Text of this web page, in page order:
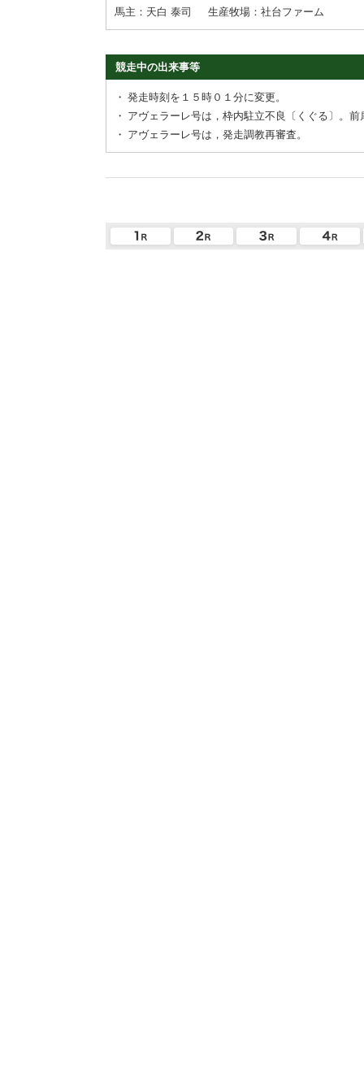
馬主：天白 泰司
生産牧場：社台ファーム
競走中の出来事等
・ 発走時刻を１５時０１分に変更。
・ アヴェラーレ号は，枠内駐立不良〔くぐる〕。
・ アヴェラーレ号は，発走調教再審査。